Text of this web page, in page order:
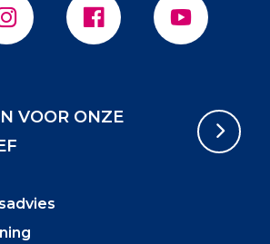
VOOR ONZE